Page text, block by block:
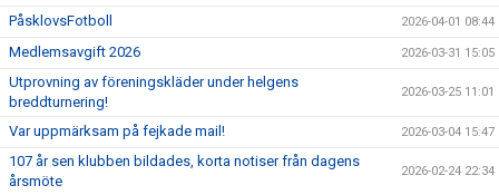
PåsklovsFotboll 2026-04-01 08:44
Medlemsavgift 2026 2026-03-31 15:05
Utprovning av föreningskläder under helgens
breddturnering!
2026-03-25 11:01
Var uppmärksam på fejkade mail! 2026-03-04 15:47
107 år sen klubben bildades, korta notiser från dagens
årsmöte
2026-02-24 22:34